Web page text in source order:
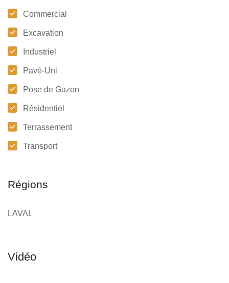
Commercial
Excavation
Industriel
Pavé-Uni
Pose de Gazon
Résidentiel
Terrassement
Transport
Régions
LAVAL